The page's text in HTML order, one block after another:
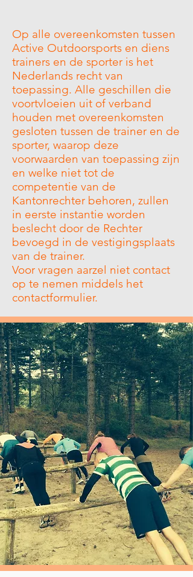
Op alle overeenkomsten tussen
Active Outdoorsports en diens
trainers en de sporter is het
Nederlands recht van
toepassing. Alle geschillen die
voortvloeien uit of verband
houden met overeenkomsten
gesloten tussen de trainer en de
sporter, waarop deze
voorwaarden van toepassing zijn
en welke niet tot de
competentie van de
Kantonrechter behoren, zullen
in eerste instantie worden
beslecht door de Rechter
bevoegd in de vestigingsplaats
van de trainer.
Voor vragen aarzel niet contact
op te nemen middels het
contactformulier.